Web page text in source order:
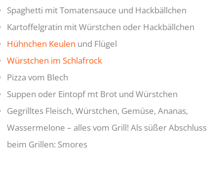
Spaghetti mit Tomatensauce und Hackbällchen
Kartoffelgratin mit Würstchen oder Hackbällchen
Hühnchen Keulen und Flügel
Würstchen im Schlafrock
Pizza vom Blech
Suppen oder Eintopf mt Brot und Würstchen
Gegrilltes Fleisch, Würstchen, Gemüse, Ananas,
Wassermelone – alles vom Grill! Als süßer Abschluss
beim Grillen: Smores